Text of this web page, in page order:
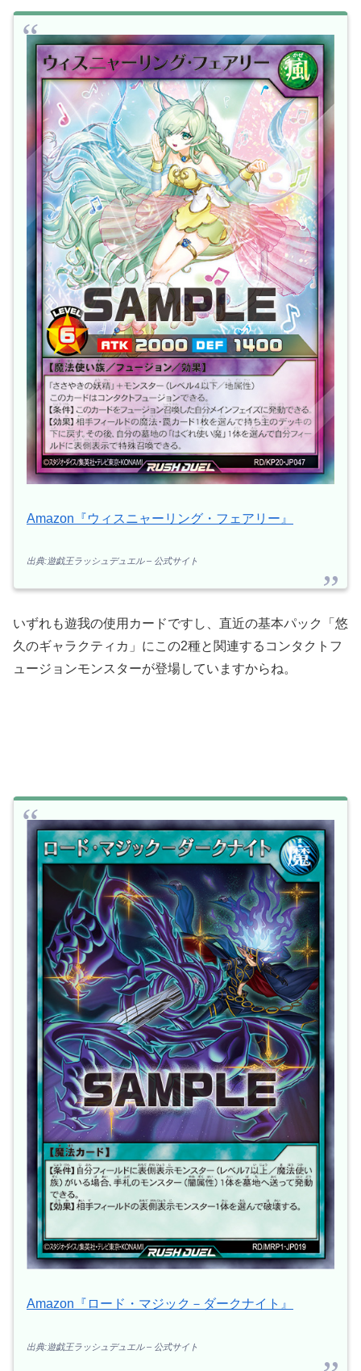
Amazon『ウィスニャーリング・フェアリー』
出典:遊戯王ラッシュデュエル – 公式サイト
いずれも遊我の使用カードですし、直近の基本パック「悠
久のギャラクティカ」にこの2種と関連するコンタクトフ
ュージョンモンスターが登場していますからね。
Amazon『ロード・マジック－ダークナイト』
出典:遊戯王ラッシュデュエル – 公式サイト